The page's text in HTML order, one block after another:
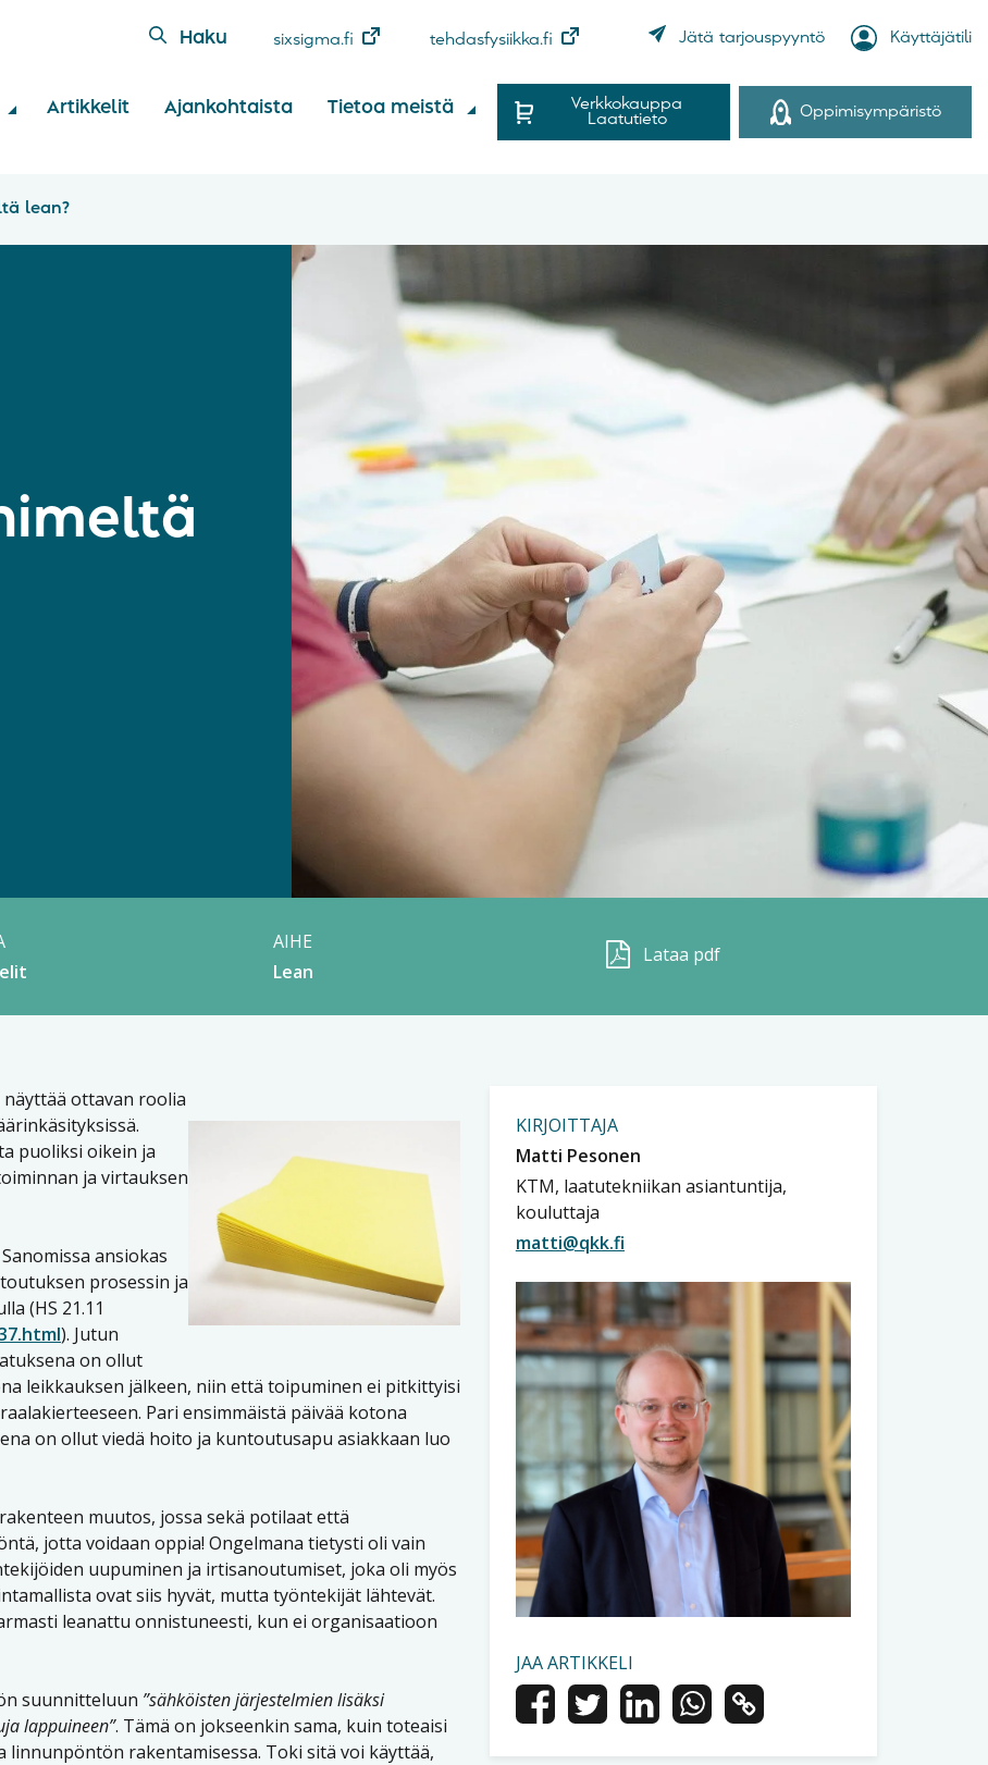
Haku sixsigma.fi tehdasfysiikka.fi Jätä tarjouspyyntö Käyttäjätili
Artikkelit Ajankohtaista Tietoa meistä
Verkkokauppa
Laatutieto
Oppimisympäristö
lean?
AIHE
Lean
Lataa pdf
ottavan roolia
puoliksi oikein ja
ja virtauksen
ansiokas
prosessin ja
(HS 21.11
). Jutun
on ollut
leikkauksen jälkeen, niin että toipuminen ei pitkittyisi
Pari ensimmäistä päivää kotona
on ollut viedä hoito ja kuntoutusapu asiakkaan luo
muutos, jossa sekä potilaat että
jotta voidaan oppia! Ongelmana tietysti oli vain
uupuminen ja irtisanoutumiset, joka oli myös
ovat siis hyvät, mutta työntekijät lähtevät.
leanattu onnistuneesti, kun ei organisaatioon
suunnitteluun ”sähköisten järjestelmien lisäksi
lappuineen”. Tämä on jokseenkin sama, kuin toteaisi
rakentamisessa. Toki sitä voi käyttää,
KIRJOITTAJA
Matti Pesonen
KTM, laatutekniikan asiantuntija,
kouluttaja
matti@qkk.fi
JAA ARTIKKELI